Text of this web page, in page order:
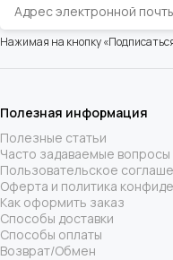
Нажимая на кнопку
Полезная информация
Полезные статьи
Часто задаваемые вопросы
Пользовательское
Оферта и политика
Как оформить заказ
Способы доставки
Способы оплаты
Возврат/Обмен